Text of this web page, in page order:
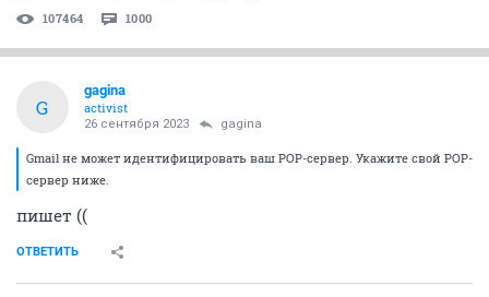
107464 1000
G
gagina
activist
26 сентября 2023 gagina
Gmail не может идентифицировать ваш POP-сервер. Укажите свой POP-
сервер ниже.
пишет ((
ОТВЕТИТЬ